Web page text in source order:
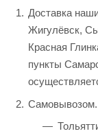
Доставка
Жигулёвск,
Красная
пункты
Самовывозом.